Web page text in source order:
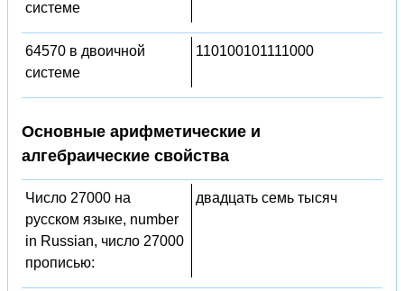
системе
64570 в двоичной
системе
110100101111000
Основные арифметические и
алгебраические свойства
Число 27000 на
русском языке, number
in Russian, число 27000
прописью:
двадцать семь тысяч